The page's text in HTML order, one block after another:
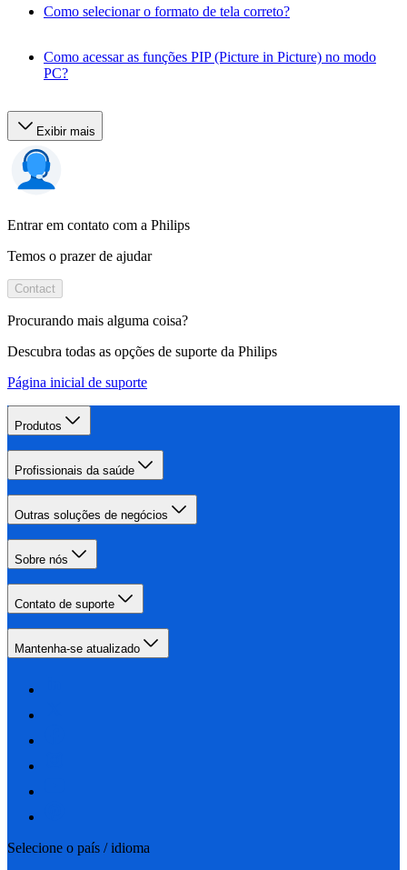
Como selecionar o formato de tela correto?
Como acessar as funções PIP (Picture in Picture) no modo
PC?
Exibir mais
Entrar em contato com a Philips
Temos o prazer de ajudar
Contact
Procurando mais alguma coisa?
Descubra todas as opções de suporte da Philips
Página inicial de suporte
Produtos
Profissionais da saúde
Outras soluções de negócios
Sobre nós
Contato de suporte
Mantenha-se atualizado
Selecione o país / idioma